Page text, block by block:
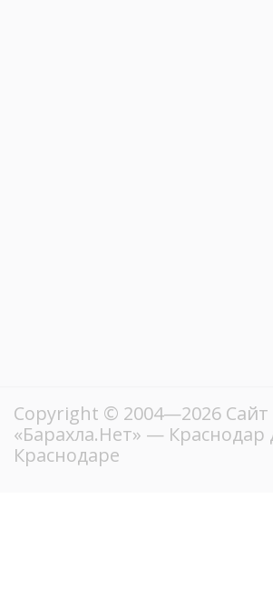
Copyright © 2004—2026
«Барахла.Нет» — Краснодар
Краснодаре